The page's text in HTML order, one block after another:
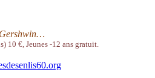
10 €, Jeunes -12 ans gratuit.